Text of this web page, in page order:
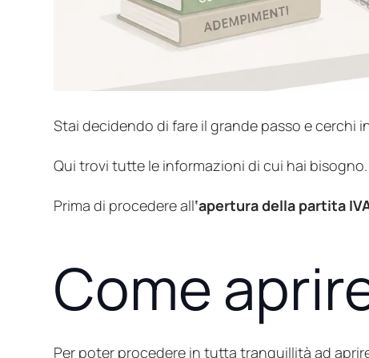
Stai decidendo di fare il grande passo e cerchi
Qui trovi tutte le informazioni di cui hai bisogno.
Prima di procedere all‘apertura della partita
Come
Per poter procedere in tutta tranquillità ad